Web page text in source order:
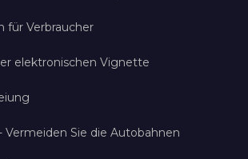
für Verbraucher
elektronischen Vignette
Vermeiden Sie die Autobahnen